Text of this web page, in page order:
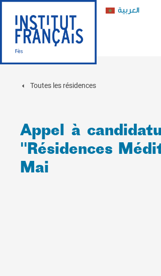
العربية
Toutes les résidences
Appel à
"Résidences
Mai